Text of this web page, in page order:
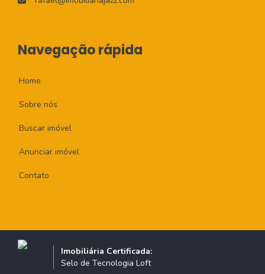
Navegação rápida
Home
Sobre nós
Buscar imóvel
Anunciar imóvel
Contato
Imobiliária Certificada:
Selo de Tecnologia Loft